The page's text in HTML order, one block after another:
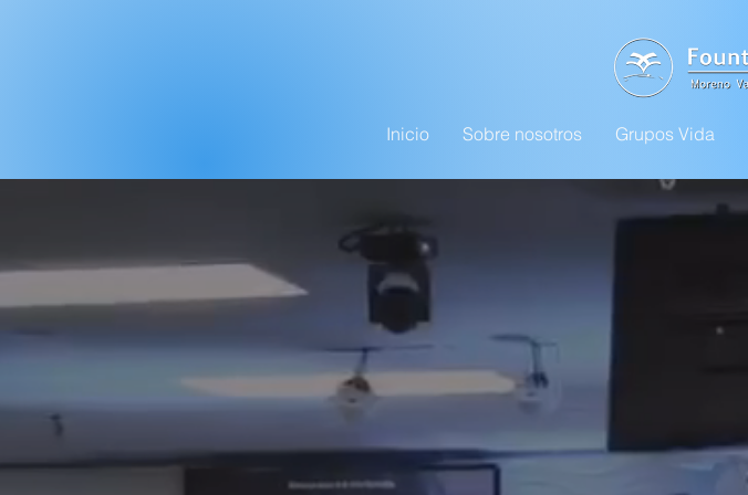
Inicio Sobre nosotros Grupos Vida